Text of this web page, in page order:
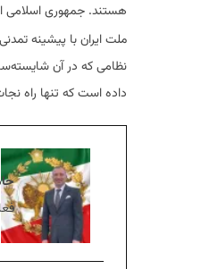
هستند. جمهوری اسلامی
ملت ایران با پیشینه
نظامی که در آن
داده است که تنها راه